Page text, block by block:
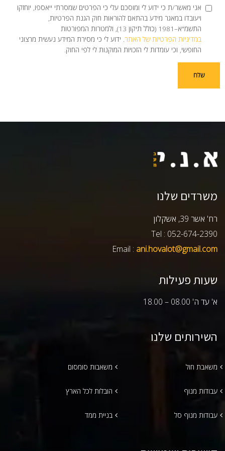
אני מאשר/ת כי ידוע לי ומוסכם עלי כי הפרטים שמסרתי ייאספו, יוחזקו
ויעובדו במאגר מידע בהתאם להוראות חוק הגנת הפרטיות,
התשמ"א–1981 (כולל תיקון 13), ולמטרות המפורטות
במדיניות הפרטיות של האתר. ידוע לי כי מסירת המידע נעשית מרצוני
החופשי, וכי עומדות לי הזכויות המוקנות לי לפי החוק.
משרדים שלנו
רח' אשר 39, אשקלון
Tel : 052-674-2390
Email :ani.hovalot@gmail.com
שעות פעילות
א' עד ה' 08.00 – 18.00
השירותים שלנו
משאבת חול משאבות סומסום
עבודות מנוף הובלות לכל הארץ
עבודות מנוף סל בניית ממד